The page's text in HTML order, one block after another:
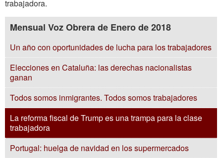
trabajadora.
Mensual Voz Obrera de Enero de 2018
Un año con oportunidades de lucha para los trabajadores
Elecciones en Cataluña: las derechas nacionalistas
ganan
Todos somos inmigrantes. Todos somos trabajadores
La reforma fiscal de Trump es una trampa para la clase
trabajadora
Portugal: huelga de navidad en los supermercados